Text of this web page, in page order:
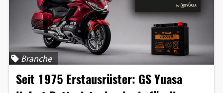
Branche
Seit 1975 Erstausrüster: GS Yuasa
Vimeo
Anbieter: